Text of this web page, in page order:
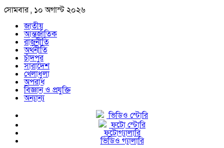
সোমবার , ১০ অগাস্ট ২০২৬
জাতীয়
আন্তর্জাতিক
রাজনীতি
অর্থনীতি
চাঁদপুর
সারাদেশ
খেলাধুলা
অপরাধ
বিজ্ঞান ও প্রযুক্তি
অন্যান্য
ভিডিও স্টোরি
ফটো স্টোরি
ফটোগ্যালারি
ভিডিও গ্যালারি